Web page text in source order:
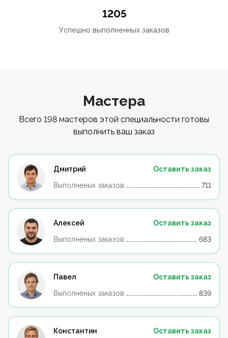
1205
Успешно выполненных заказов
Мастера
Всего 198 мастеров этой специальности готовы
выполнить ваш заказ
Дмитрий
Оставить заказ
Выполненых заказов
711
Алексей
Оставить заказ
Выполненых заказов
683
Павел
Оставить заказ
Выполненых заказов
839
Константин Оставить заказ